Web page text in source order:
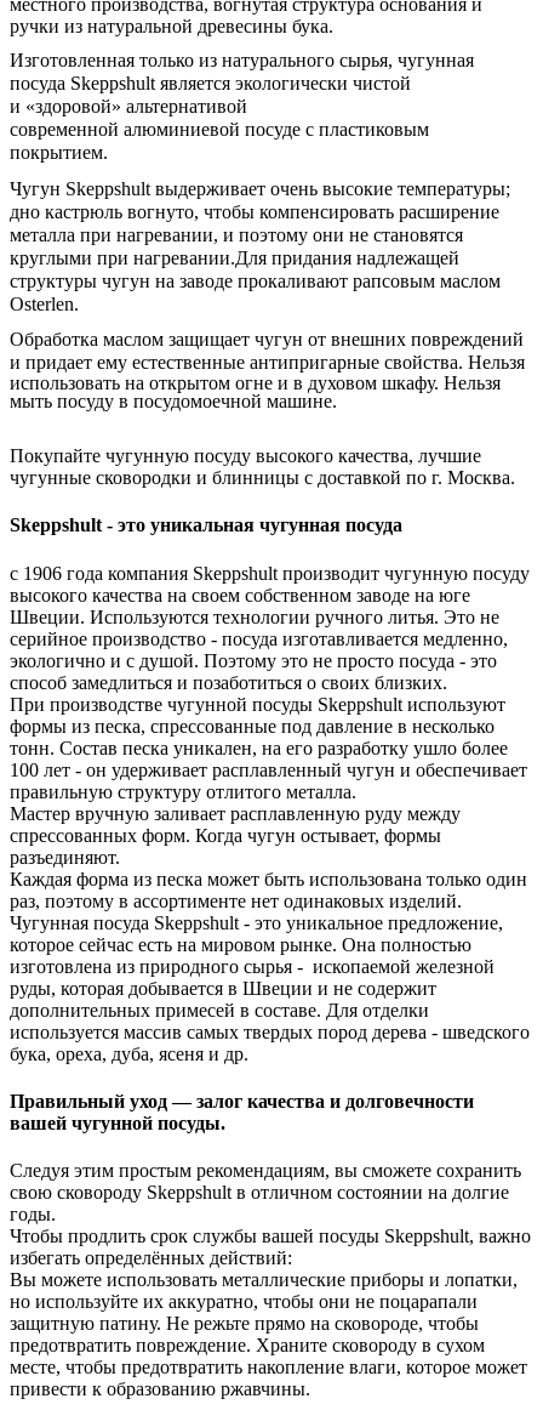
местного производства, вогнутая структура основания и
ручки из натуральной древесины бука.
Изготовленная только из натурального сырья, чугунная
посуда Skeppshult является экологически чистой
и «здоровой» альтернативой
современной алюминиевой посуде с пластиковым
покрытием.
Чугун Skeppshult выдерживает очень высокие температуры;
дно кастрюль вогнуто, чтобы компенсировать расширение
металла при нагревании, и поэтому они не становятся
круглыми при нагревании.Для придания надлежащей
структуры чугун на заводе прокаливают рапсовым маслом
Osterlen.
Обработка маслом защищает чугун от внешних повреждений
и придает ему естественные антипригарные свойства. Нельзя
использовать на открытом огне и в духовом шкафу. Нельзя
мыть посуду в посудомоечной машине.
Покупайте чугунную посуду высокого качества, лучшие
чугунные сковородки и блинницы с доставкой по г. Москва.
Skeppshult - это уникальная чугунная посуда
с 1906 года компания Skeppshult производит чугунную посуду
высокого качества на своем собственном заводе на юге
Швеции. Используются технологии ручного литья. Это не
серийное производство - посуда изготавливается медленно,
экологично и с душой. Поэтому это не просто посуда - это
способ замедлиться и позаботиться о своих близких.
При производстве чугунной посуды Skeppshult используют
формы из песка, спрессованные под давление в несколько
тонн. Состав песка уникален, на его разработку ушло более
100 лет - он удерживает расплавленный чугун и обеспечивает
правильную структуру отлитого металла.
Мастер вручную заливает расплавленную руду между
спрессованных форм. Когда чугун остывает, формы
разъединяют.
Каждая форма из песка может быть использована только один
раз, поэтому в ассортименте нет одинаковых изделий.
Чугунная посуда Skeppshult - это уникальное предложение,
которое сейчас есть на мировом рынке. Она полностью
изготовлена из природного сырья - ископаемой железной
руды, которая добывается в Швеции и не содержит
дополнительных примесей в составе. Для отделки
используется массив самых твердых пород дерева - шведского
бука, ореха, дуба, ясеня и др.
Правильный уход — залог качества и долговечности
вашей чугунной посуды.
Следуя этим простым рекомендациям, вы сможете сохранить
свою сковороду Skeppshult в отличном состоянии на долгие
годы.
Чтобы продлить срок службы вашей посуды Skeppshult, важно
избегать определённых действий:
Вы можете использовать металлические приборы и лопатки,
но используйте их аккуратно, чтобы они не поцарапали
защитную патину. Не режьте прямо на сковороде, чтобы
предотвратить повреждение. Храните сковороду в сухом
месте, чтобы предотвратить накопление влаги, которое может
привести к образованию ржавчины.